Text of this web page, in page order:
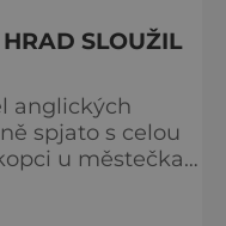
SLOUŽIL
anglických
spjato s celou